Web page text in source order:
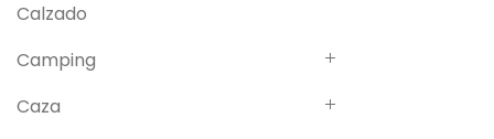
Calzado
Camping
Caza